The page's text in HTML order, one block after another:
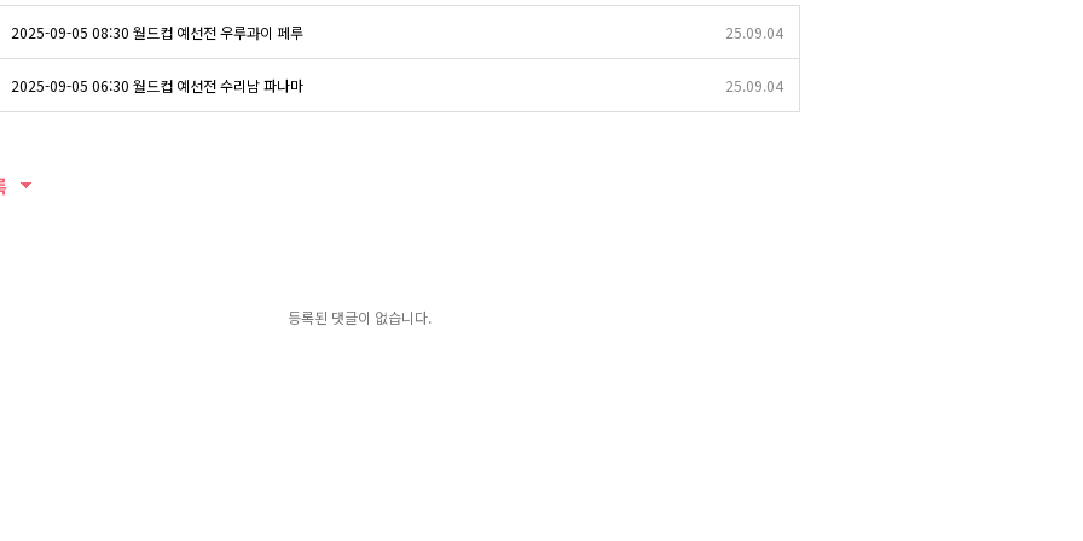
2025-09-05 08:30 월드컵 예선전 우루과이 페루 25.09.04
2025-09-05 06:30 월드컵 예선전 수리남 파나마 25.09.04
등록된 댓글이 없습니다.